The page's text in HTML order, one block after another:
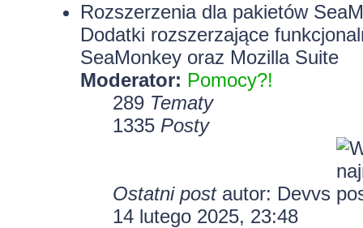
Rozszerzenia dla pakietów
Dodatki rozszerzające
SeaMonkey oraz Mozilla Suite
Moderator: Pomocy?!
289 Tematy
1335 Posty
Ostatni postautor: Devvs
14 lutego 2025, 23:48